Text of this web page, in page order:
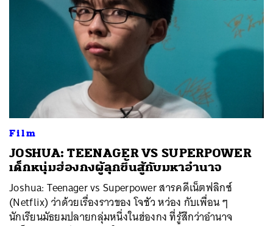
Film
JOSHUA: TEENAGER VS SUPERPOWER
เด็กหนุ่มฮ่องกงผู้ลุกขึ้นสู้กับมหาอำนาจ
Joshua: Teenager vs Superpower สารคดีเน็ตฟลิกซ์
(Netflix) ว่าด้วยเรื่องราวของ โจชัว หว่อง กับเพื่อน ๆ
นักเรียนมัธยมปลายกลุ่มหนึ่งในฮ่องกง ที่รู้สึกว่าอำนาจ